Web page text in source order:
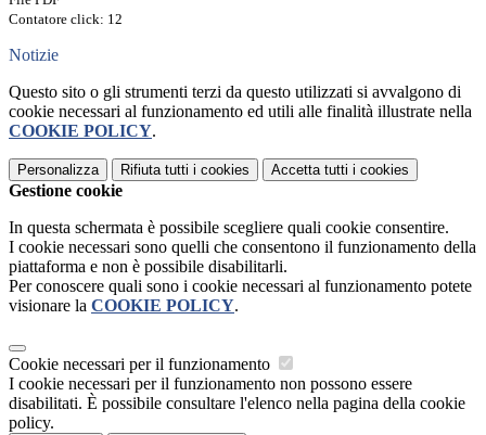
Contatore click: 12
Notizie
Questo sito o gli strumenti terzi da questo utilizzati si avvalgono di
cookie necessari al funzionamento ed utili alle finalità illustrate nella
COOKIE POLICY.
Personalizza Rifiuta tutti i cookies Accetta tutti i cookies
Gestione cookie
In questa schermata è possibile scegliere quali cookie consentire.
I cookie necessari sono quelli che consentono il funzionamento della
piattaforma e non è possibile disabilitarli.
Per conoscere quali sono i cookie necessari al funzionamento potete
visionare la COOKIE POLICY.
Cookie necessari per il funzionamento
I cookie necessari per il funzionamento non possono essere
disabilitati. È possibile consultare l'elenco nella pagina della cookie
policy.